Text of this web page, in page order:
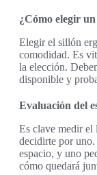
¿Cómo elegir
Elegir el sillón
comodidad. Es
la elección.
disponible y
Evaluación del
Es clave medir el
decidirte por
espacio, y uno
cómo quedará